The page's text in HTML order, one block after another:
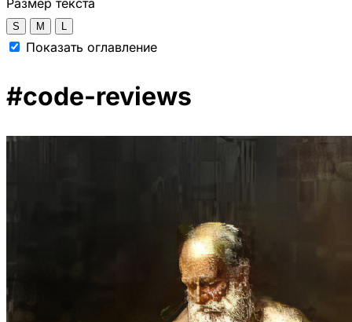
S M L
Показать оглавление
#code-reviews